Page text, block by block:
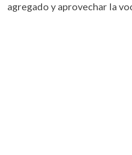
agregado y aprovechar la